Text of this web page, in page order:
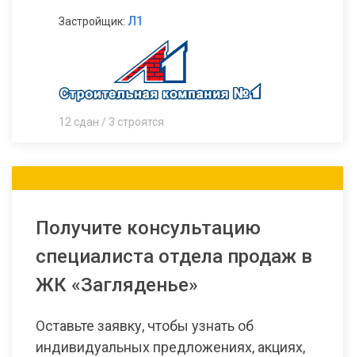
Застройщик: Л1
12 сдан / 3 строятся
Получите консультацию
специалиста отдела продаж в
ЖК «Загляденье»
Оставьте заявку, чтобы узнать об
индивидуальных предложениях, акциях,